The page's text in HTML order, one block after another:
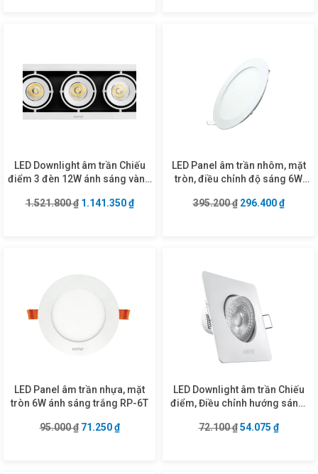
LED Downlight âm trần Chiếu
điểm 3 đèn 12W ánh sáng vàng
1.521.800₫ Giá gốc là: 1.521.800 ₫.
1.141.350₫Giá hiện tại là: 1.141.350 ₫.
LED Panel âm trần nhôm, mặt
tròn, điều chỉnh độ sáng 6W
395.200₫ Giá gốc là:
296.400₫Giá
LED Panel âm trần nhựa, mặt
tròn 6W ánh sáng trắng RP-6T
95.000₫ Giá gốc là: 95.000 ₫.
71.250₫Giá hiện tại là: 71.250 ₫.
LED Downlight âm trần Chiếu
điểm, Điều chỉnh hướng sáng,
DLA2S-5T
72.100₫ Giá gốc là:
54.075 ₫Giá hiện